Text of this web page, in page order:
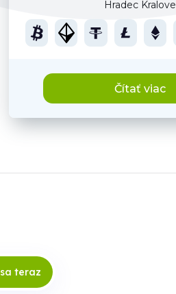
Hradec Kralove
Čítať viac
teraz